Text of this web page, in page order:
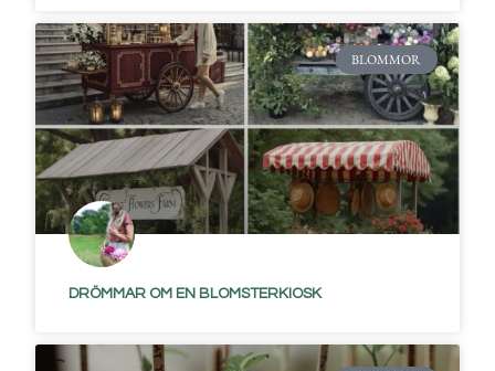
BLOMMOR
DRÖMMAR OM EN BLOMSTERKIOSK